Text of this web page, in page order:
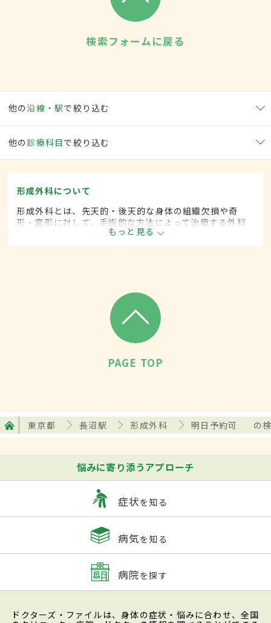
検索フォームに戻る
他の沿線・駅で絞り込む
他の 診療科目で絞り込む
形成外科について
形成外科とは、先天的・後天的な身体の組織欠損や奇
形・変形に対して、手術的な方法によって治療する外科
もっと見る
PAGE TOP
東京都 長沼駅 形成外科 明日予約可 の
悩みに寄り添うアプローチ
症状を知る
病気を知る
病院を探す
ドクターズ・ファイルは、身体の症状・悩みに合わせ、全国